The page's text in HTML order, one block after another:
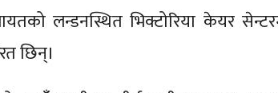
लन्डनस्थित भिक्टोरिया केयर
छिन्।